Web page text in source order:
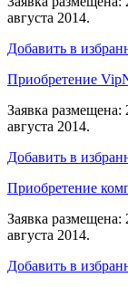
августа 2014.
Добавить в
Приобретение
Заявка
августа 2014.
Добавить в
Приобретение
Заявка
августа 2014.
Добавить в